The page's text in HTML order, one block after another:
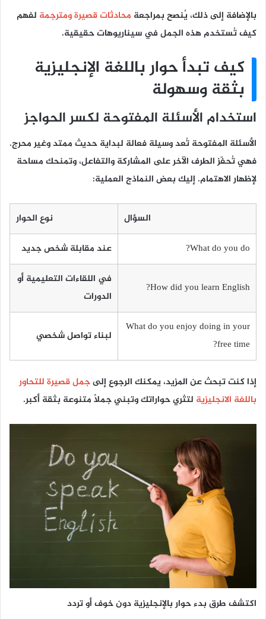
بالإضافة إلى ذلك، يُنصح بمراجعة محادثات قصيرة ومترجمة لفهم
كيف تُستخدم هذه الجمل في سيناريوهات حقيقية.
كيف تبدأ حوار باللغة الإنجليزية
بثقة وسهولة
استخدام الأسئلة المفتوحة لكسر الحواجز
الأسئلة المفتوحة تُعد وسيلة فعالة لبداية حديث ممتد وغير محرج.
فهي تُحفّز الطرف الآخر على المشاركة والتفاعل، وتمنحك مساحة
لإظهار الاهتمام. إليك بعض النماذج العملية:
السؤال نوع الحوار
What do you do? عند مقابلة شخص جديد
How did you learn English?
في اللقاءات التعليمية أو
الدورات
What do you enjoy doing in your
free time?
لبناء تواصل شخصي
إذا كنت تبحث عن المزيد، يمكنك الرجوع إلىجمل قصيرة للتحاور
باللغة الانجليزية لتثري حواراتك وتبني جملًا متنوعة بثقة أكبر.
اكتشف طرق بدء حوار بالإنجليزية دون خوف أو تردد